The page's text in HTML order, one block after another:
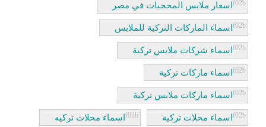
اسعار ملابس المحجبات في مصر
اسماء الماركات التركية للملابس
اسماء شركات ملابس تركية
اسماء ماركات تركية
اسماء ماركات ملابس تركية
اسماء محلات تركية اسماء محلات تركيه